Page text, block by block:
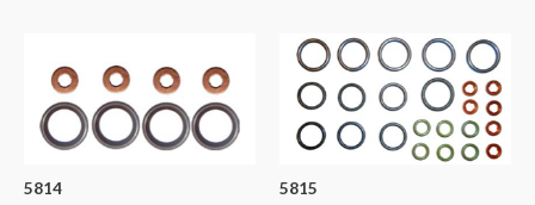
5814 5815